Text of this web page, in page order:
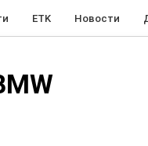
ETK Новости